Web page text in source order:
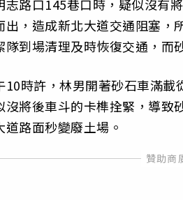
志路口145巷口時，疑似沒有
出，造成新北大道交通阻塞
到場清理及時恢復交通，而
10時許，林男開著砂石車滿
沒將後車斗的卡榫拴緊，導
路面秒變廢土場。